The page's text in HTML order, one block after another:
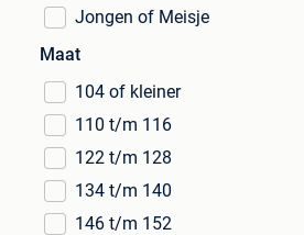
Jongen of Meisje
Maat
104 of kleiner
110 t/m 116
122 t/m 128
134 t/m 140
146 t/m 152